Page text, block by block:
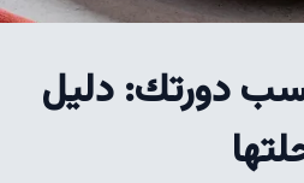
دورتك: دليل